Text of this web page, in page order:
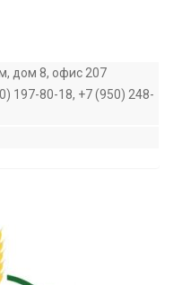
дом 8, офис 207
197-80-18, +7 (950) 248-